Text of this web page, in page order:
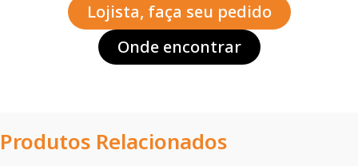
Lojista, faça seu pedido
Onde encontrar
Produtos Relacionados